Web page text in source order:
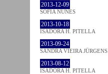
2013-12-09
SOFIA NUNES
2013-10-18
ISADORA H. PITELLA
2013-09-24
SANDRA VIEIRA JÜRGENS
2013-08-12
ISADORA H. PITELLA